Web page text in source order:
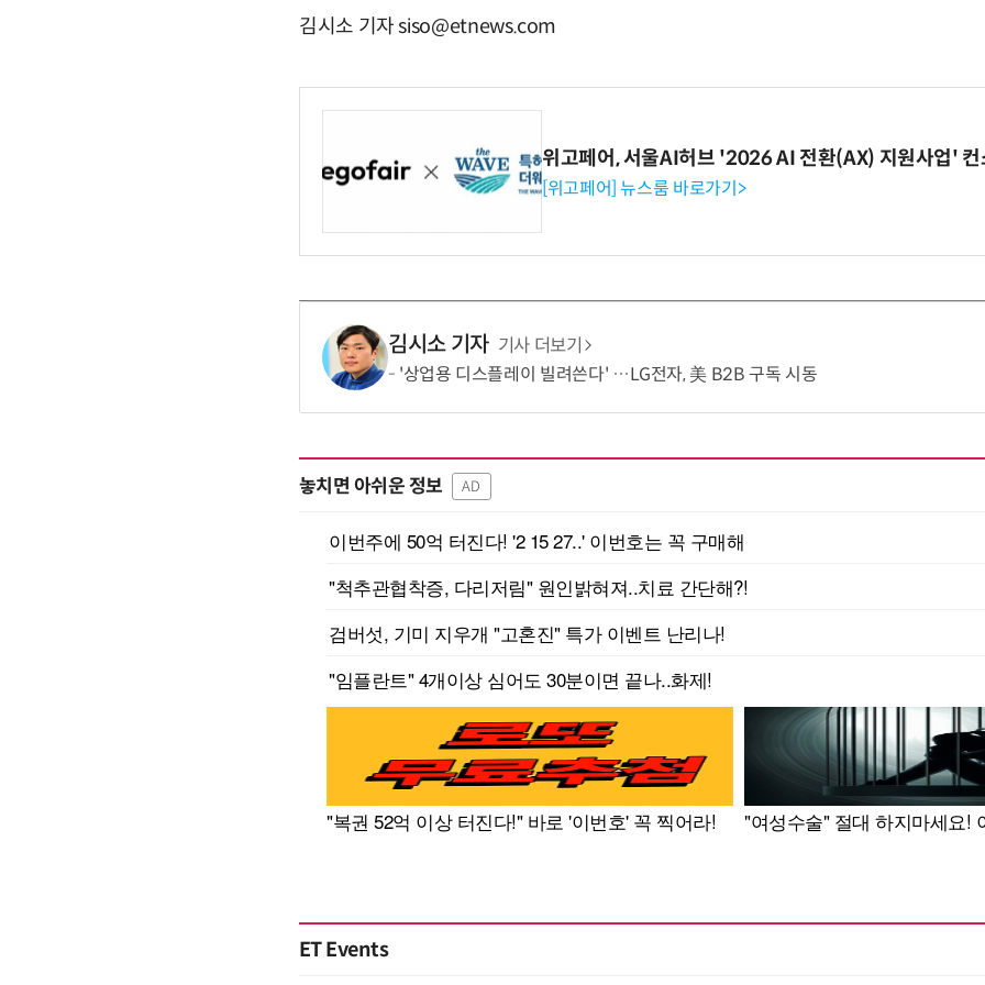
김시소 기자 siso@etnews.com
위고페어, 서울AI허브 '2026 AI 전환(AX) 지원사업' 컨
[위고페어] 뉴스룸 바로가기>
김시소 기자 기사 더보기
'상업용 디스플레이 빌려쓴다' …LG전자, 美 B2B 구독 시동
놓치면 아쉬운 정보 AD
ET Events